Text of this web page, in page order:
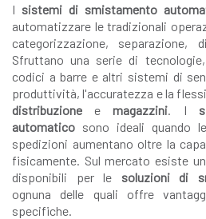
I sistemi di smistamento
automatizzare le tradizionali
categorizzazione, separazione,
Sfruttano una serie di
codici a barre e altri sistemi di
produttività, l'accuratezza e la
distribuzione emagazzini . I
automatico sono ideali quando
spedizioni aumentano oltre la
fisicamente. Sul mercato esiste
disponibili per le soluzioni di
ognuna delle quali offre
specifiche.